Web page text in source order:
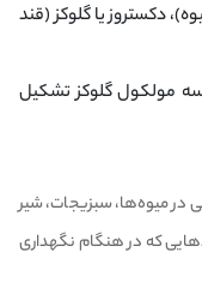
دکستروز یا گلوکز (قند
مولکول گلوکز تشکیل
میوه‌ها، سبزیجات، شیر
که در هنگام نگهداری